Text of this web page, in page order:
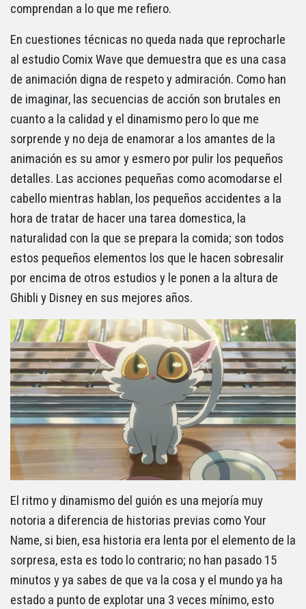
comprendan a lo que me refiero.
En cuestiones técnicas no queda nada que reprocharle
al estudio Comix Wave que demuestra que es una casa
de animación digna de respeto y admiración. Como han
de imaginar, las secuencias de acción son brutales en
cuanto a la calidad y el dinamismo pero lo que me
sorprende y no deja de enamorar a los amantes de la
animación es su amor y esmero por pulir los pequeños
detalles. Las acciones pequeñas como acomodarse el
cabello mientras hablan, los pequeños accidentes a la
hora de tratar de hacer una tarea domestica, la
naturalidad con la que se prepara la comida; son todos
estos pequeños elementos los que le hacen sobresalir
por encima de otros estudios y le ponen a la altura de
Ghibli y Disney en sus mejores años.
El ritmo y dinamismo del guión es una mejoría muy
notoria a diferencia de historias previas como Your
Name, si bien, esa historia era lenta por el elemento de la
sorpresa, esta es todo lo contrario; no han pasado 15
minutos y ya sabes de que va la cosa y el mundo ya ha
estado a punto de explotar una 3 veces mínimo, esto